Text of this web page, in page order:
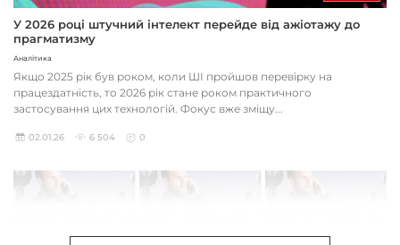
У 2026 році штучний інтелект перейде від ажіотажу до
прагматизму
Аналітика
Якщо 2025 рік був роком, коли ШІ пройшов перевірку на
працездатність, то 2026 рік стане роком практичного
застосування цих технологій. Фокус вже зміщу...
02.01.26 6 504 0